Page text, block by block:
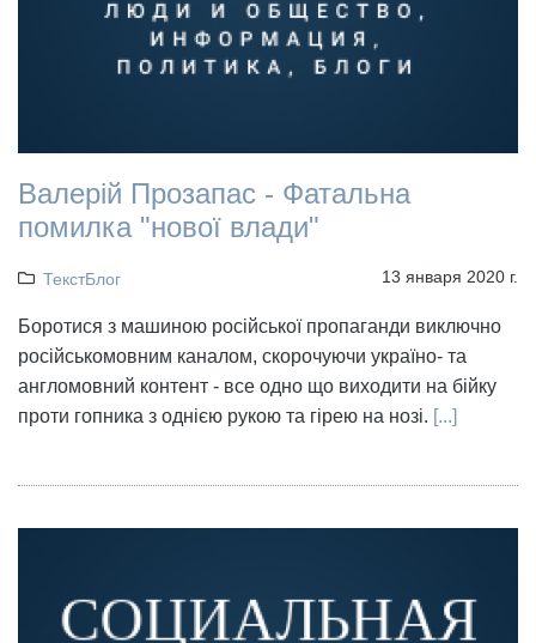
Валерій Прозапас - Фатальна
помилка "нової влади"
ТекстБлог 13 января 2020 г.
Боротися з машиною російської пропаганди виключно
російськомовним каналом, скорочуючи україно- та
англомовний контент - все одно що виходити на бійку
проти гопника з однією рукою та гірею на нозі. [...]